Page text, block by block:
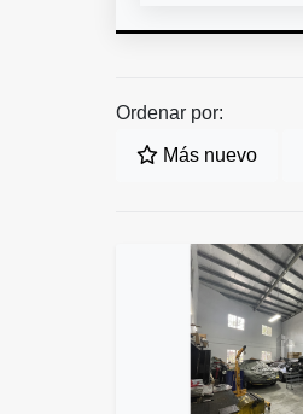
Ordenar por:
Más nuevo